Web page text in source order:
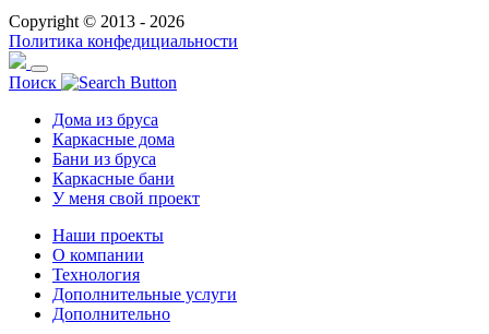
Copyright © 2013 - 2026
Политика конфедициальности
Поиск
Дома из бруса
Каркасные дома
Бани из бруса
Каркасные бани
У меня свой проект
Наши проекты
О компании
Технология
Дополнительные услуги
Дополнительно